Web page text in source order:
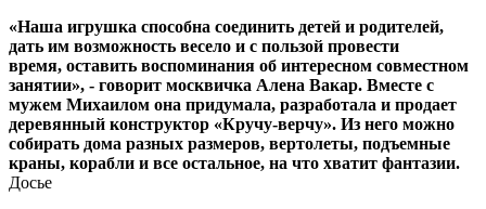
«Наша игрушка способна соединить детей и родителей,
дать им возможность весело и с пользой провести
время, оставить воспоминания об интересном совместном
занятии», - говорит москвичка Алена Вакар. Вместе с
мужем Михаилом она придумала, разработала и продает
деревянный конструктор «Кручу-верчу». Из него можно
собирать дома разных размеров, вертолеты, подъемные
краны, корабли и все остальное, на что хватит фантазии.
Досье